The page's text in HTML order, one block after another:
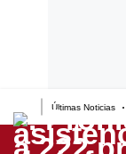
Últimas Noticias
Lo último
Peru Quiosco